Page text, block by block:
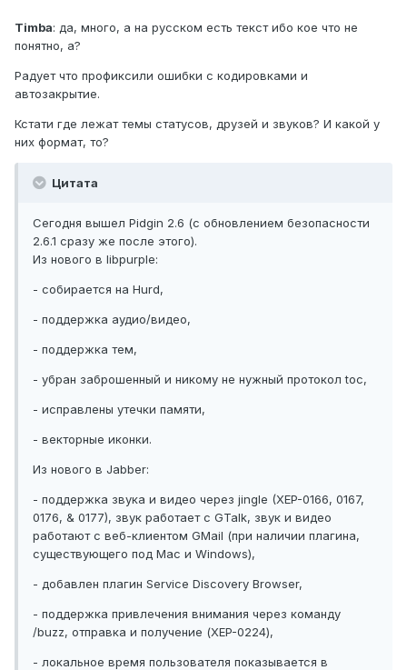
Timba: да, много, а на русском есть текст ибо кое что не
понятно, а?
Радует что профиксили ошибки с кодировками и
автозакрытие.
Кстати где лежат темы статусов, друзей и звуков? И какой у
них формат, то?
Цитата
Сегодня вышел Pidgin 2.6 (с обновлением безопасности
2.6.1 сразу же после этого).
Из нового в libpurple:
- собирается на Hurd,
- поддержка аудио/видео,
- поддержка тем,
- убран заброшенный и никому не нужный протокол toc,
- исправлены утечки памяти,
- векторные иконки.
Из нового в Jabber:
- поддержка звука и видео через jingle (XEP-0166, 0167,
0176, & 0177), звук работает с GTalk, звук и видео
работают с веб-клиентом GMail (при наличии плагина,
существующего под Mac и Windows),
- добавлен плагин Service Discovery Browser,
- поддержка привлечения внимания через команду
/buzz, отправка и получение (XEP-0224),
- локальное время пользователя показывается в